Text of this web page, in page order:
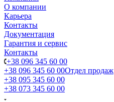
О компании
Карьера
Контакты
Документация
Гарантия и сервис
Контакты
+38 096 345 60 00
+38 096 345 60 00Отдел продаж
+38 095 345 60 00
+38 073 345 60 00